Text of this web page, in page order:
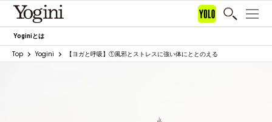
Yoginiとは
Top Yogini 【ヨガと呼吸】①風邪とストレスに強い体にととのえる